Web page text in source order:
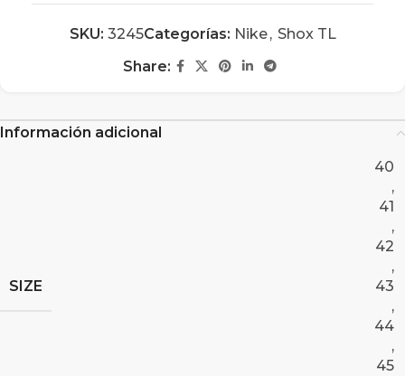
SKU: 3245Categorías: Nike, Shox TL
Share:
Información adicional
SIZE
40
,
41
,
42
,
43
,
44
,
45